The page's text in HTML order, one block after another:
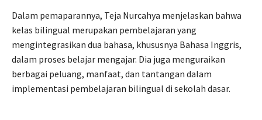
Dalam pemaparannya, Teja Nurcahya menjelaskan bahwa
kelas bilingual merupakan pembelajaran yang
mengintegrasikan dua bahasa, khususnya Bahasa Inggris,
dalam proses belajar mengajar. Dia juga menguraikan
berbagai peluang, manfaat, dan tantangan dalam
implementasi pembelajaran bilingual di sekolah dasar.